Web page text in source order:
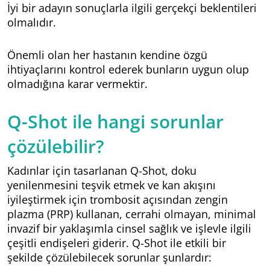
İyi bir adayın sonuçlarla ilgili gerçekçi beklentileri
olmalıdır.
Önemli olan her hastanın kendine özgü
ihtiyaçlarını kontrol ederek bunların uygun olup
olmadığına karar vermektir.
Q-Shot ile hangi sorunlar
çözülebilir?
Kadınlar için tasarlanan Q-Shot, doku
yenilenmesini teşvik etmek ve kan akışını
iyileştirmek için trombosit açısından zengin
plazma (PRP) kullanan, cerrahi olmayan, minimal
invazif bir yaklaşımla cinsel sağlık ve işlevle ilgili
çeşitli endişeleri giderir. Q-Shot ile etkili bir
şekilde çözülebilecek sorunlar şunlardır: